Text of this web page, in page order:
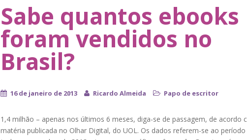
Sabe quantos ebooks
foram vendidos no
Brasil?
16 de janeiro de 2013 Ricardo Almeida Papo de escritor
1,4 milhão – apenas nos últimos 6 meses, diga-se de passagem, de acordo
matéria publicada no Olhar Digital, do UOL. Os dados referem-se ao período